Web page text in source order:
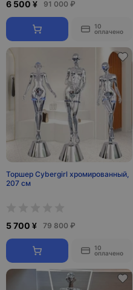
6 500 ¥ 91 000 ₽
10
оплачено
Торшер Cybergirl хромированный,
207 см
5 700 ¥ 79 800 ₽
10
оплачено